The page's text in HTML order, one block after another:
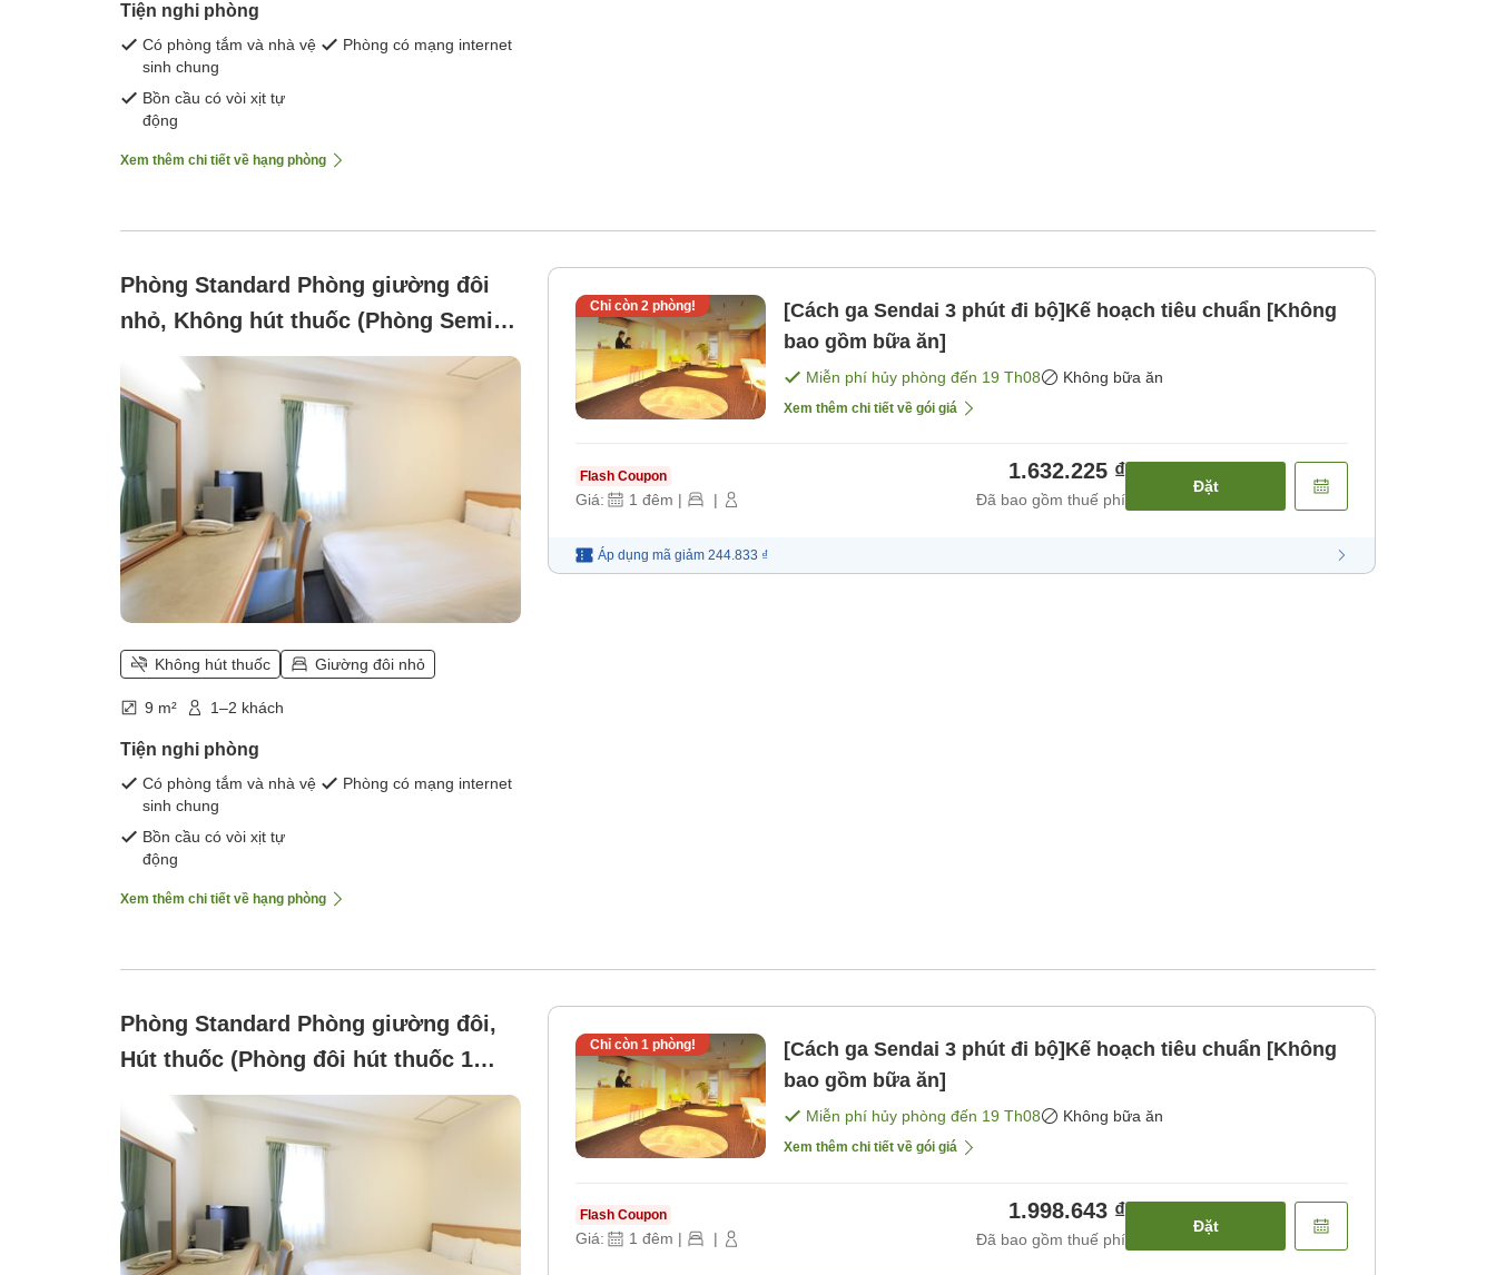
Tiện nghi phòng
Có phòng tắm và nhà vệ
sinh chung
Phòng có mạng internet
Bồn cầu có vòi xịt tự
động
Xem thêm chi tiết về hạng phòng
Phòng Standard Phòng giường đôi
nhỏ, Không hút thuốc (Phòng Semi-
Double Cấm Hút Thuốc 1 Giường)
Không hút thuốc Giường đôi nhỏ
9 m² 1–2 khách
Tiện nghi phòng
Có phòng tắm và nhà vệ
sinh chung
Phòng có mạng internet
Bồn cầu có vòi xịt tự
động
Xem thêm chi tiết về hạng phòng
Chỉ còn 2phòng!
[Cách ga Sendai 3 phút đi bộ]Kế hoạch tiêu chuẩn [Không
bao gồm bữa ăn]
Miễn phí hủy phòng đến 19 Th08 Không bữa ăn
Xem thêm chi tiết về gói giá
Flash Coupon
Giá: 1 đêm | |
1.632.225 ₫
Đã bao gồm thuế phí
Đặt
Áp dụng mã giảm 244.833 ₫
Phòng Standard Phòng giường đôi,
Hút thuốc (Phòng đôi hút thuốc 1
giường)
Chỉ còn 1phòng!
[Cách ga Sendai 3 phút đi bộ]Kế hoạch tiêu chuẩn [Không
bao gồm bữa ăn]
Miễn phí hủy phòng đến 19 Th08 Không bữa ăn
Xem thêm chi tiết về gói giá
Flash Coupon
Giá: 1 đêm | |
1.998.643 ₫
Đã bao gồm thuế phí
Đặt